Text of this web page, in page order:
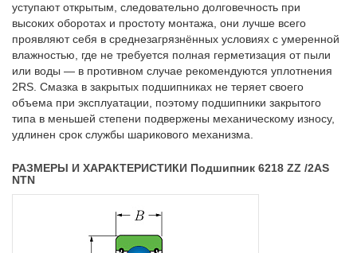
уступают открытым, следовательно долговечность при
высоких оборотах и простоту монтажа, они лучше всего
проявляют себя в среднезагрязнённых условиях с умеренной
влажностью, где не требуется полная герметизация от пыли
или воды — в противном случае рекомендуются уплотнения
2RS. Смазка в закрытых подшипниках не теряет своего
объема при эксплуатации, поэтому подшипники закрытого
типа в меньшей степени подвержены механическому износу,
удлинен срок службы шарикового механизма.
РАЗМЕРЫ И ХАРАКТЕРИСТИКИ Подшипник 6218 ZZ /2AS
NTN